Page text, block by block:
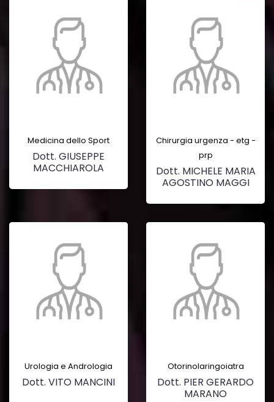
Medicina dello Sport
Dott. GIUSEPPE
MACCHIAROLA
Chirurgia urgenza - etg -
prp
Dott. MICHELE MARIA
AGOSTINO MAGGI
Urologia e Andrologia
Dott. VITO MANCINI
Otorinolaringoiatra
Dott. PIER GERARDO
MARANO